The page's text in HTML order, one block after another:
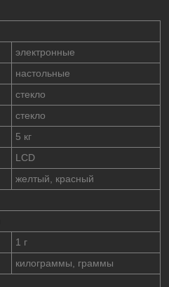
электронные
настольные
стекло
стекло
5 кг
LCD
желтый, красный
1 г
килограммы, граммы